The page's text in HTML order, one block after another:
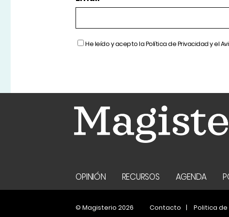
He leído y acepto laPolítica de Privacidady el
OPINIÓN RECURSOS AGENDA
© Magisterio 2026 Contacto Politica